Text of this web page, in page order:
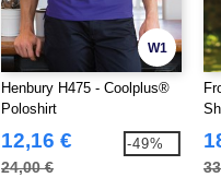
W1
Henbury H475 - Coolplus®
Poloshirt
12,16 €
24,00 €
-49%